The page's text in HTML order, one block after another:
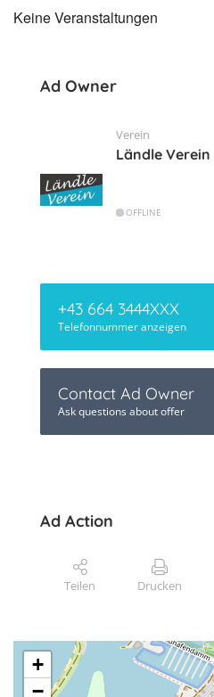
Keine Veranstaltungen
Ad Owner
Verein
Ländle Verein
OFFLINE
+43 664 3444XXX
Telefonnummer anzeigen
Contact Ad Owner
Ask questions about offer
Ad Action
Teilen Drucken
+
−